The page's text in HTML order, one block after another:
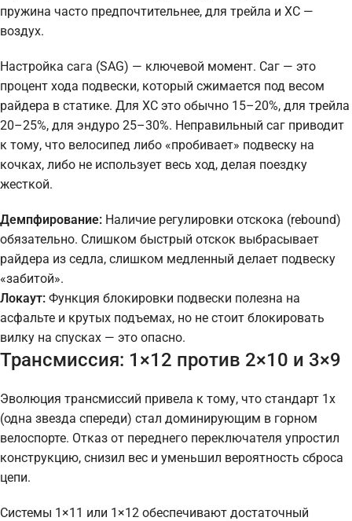
пружина часто предпочтительнее, для трейла и XC —
воздух.
Настройка сага (SAG) — ключевой момент. Саг — это
процент хода подвески, который сжимается под весом
райдера в статике. Для XC это обычно 15–20%, для трейла
20–25%, для эндуро 25–30%. Неправильный саг приводит
к тому, что велосипед либо «пробивает» подвеску на
кочках, либо не использует весь ход, делая поездку
жесткой.
Демпфирование: Наличие регулировки отскока (rebound)
обязательно. Слишком быстрый отскок выбрасывает
райдера из седла, слишком медленный делает подвеску
«забитой».
Локаут: Функция блокировки подвески полезна на
асфальте и крутых подъемах, но не стоит блокировать
вилку на спусках — это опасно.
Трансмиссия: 1×12 против 2×10 и 3×9
Эволюция трансмиссий привела к тому, что стандарт 1x
(одна звезда спереди) стал доминирующим в горном
велоспорте. Отказ от переднего переключателя упростил
конструкцию, снизил вес и уменьшил вероятность сброса
цепи.
Системы 1×11 или 1×12 обеспечивают достаточный